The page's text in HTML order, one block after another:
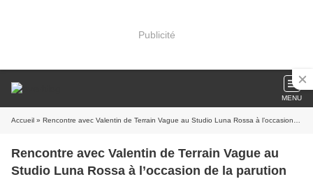
Publicité
MENU
Accueil » Rencontre avec Valentin de Terrain Vague au Studio Luna Rossa à l’occasion de la parution de « Carré Magique » !
Rencontre avec Valentin de Terrain Vague au
Studio Luna Rossa à l’occasion de la parution